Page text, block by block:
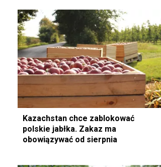
Kazachstan chce zablokować
polskie jabłka. Zakaz ma
obowiązywać od sierpnia